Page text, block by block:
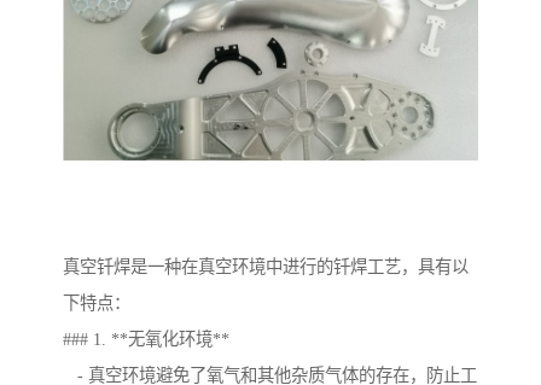
真空钎焊是一种在真空环境中进行的钎焊工艺，具有以
下特点：
### 1. **无氧化环境**
- 真空环境避免了氧气和其他杂质气体的存在，防止工